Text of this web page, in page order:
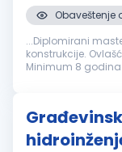
Obaveštenje
...Diplomirani
konstrukcije.
Minimum 8 godina